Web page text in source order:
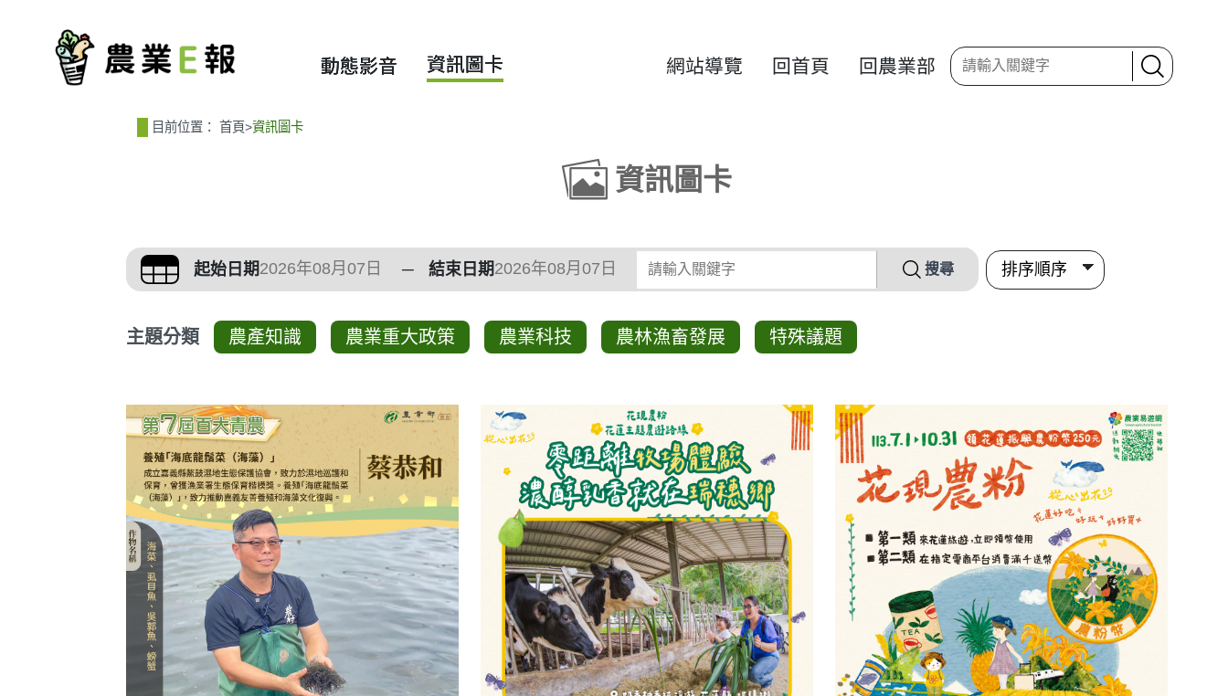
動態影音 資訊圖卡 網站導覽 回首頁 回農業部
目前位置： 首頁>資訊圖卡
資訊圖卡
篩選、排序與主題分類
起始日期 結束日期 請輸入關鍵字 搜尋
主題分類 農產知識 農業重大政策 農業科技 農林漁畜發展 特殊議題
圖卡列表